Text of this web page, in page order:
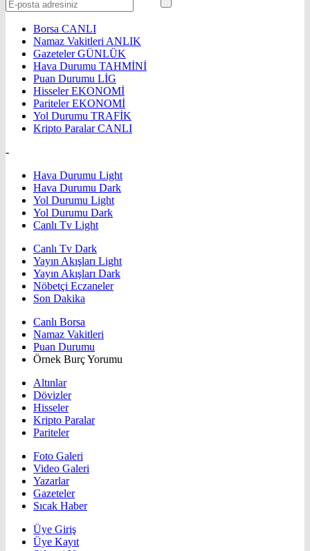
Borsa CANLI
Namaz Vakitleri ANLIK
GazetelerGÜNLÜK
Hava Durumu TAHMİNİ
Puan Durumu LİG
HisselerEKONOMİ
ParitelerEKONOMİ
Yol Durumu TRAFİK
Kripto ParalarCANLI
-
Hava Durumu Light
Hava Durumu Dark
Yol Durumu Light
Yol Durumu Dark
Canlı Tv Light
Canlı Tv Dark
Yayın Akışları Light
Yayın Akışları Dark
Nöbetçi Eczaneler
Son Dakika
Canlı Borsa
Namaz Vakitleri
Puan Durumu
Örnek Burç Yorumu
Altınlar
Dövizler
Hisseler
Kripto Paralar
Pariteler
Foto Galeri
Video Galeri
Yazarlar
Gazeteler
Sıcak Haber
Üye Giriş
Üye Kayıt